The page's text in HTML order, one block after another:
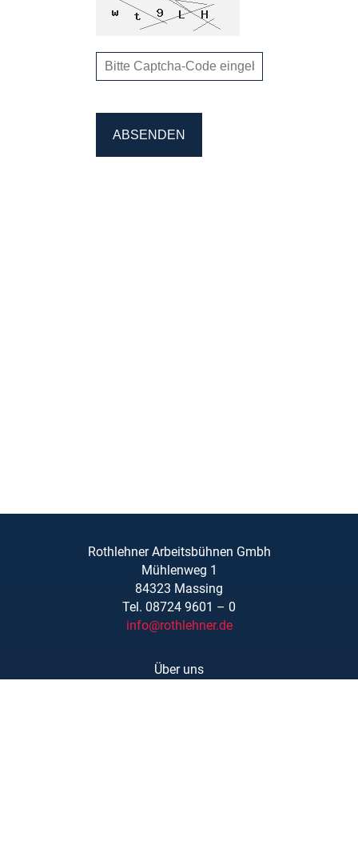
ABSENDEN
Rothlehner Arbeitsbühnen Gmbh
Mühlenweg 1
84323 Massing
Tel. 08724 9601 – 0
info@rothlehner.de
Über uns